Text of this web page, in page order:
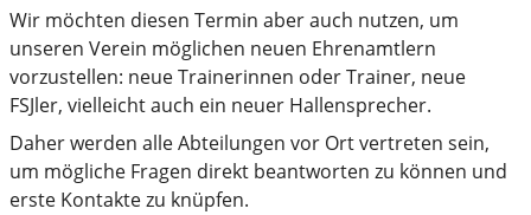
Wir möchten diesen Termin aber auch nutzen, um
unseren Verein möglichen neuen Ehrenamtlern
vorzustellen: neue Trainerinnen oder Trainer, neue
FSJler, vielleicht auch ein neuer Hallensprecher.
Daher werden alle Abteilungen vor Ort vertreten sein,
um mögliche Fragen direkt beantworten zu können und
erste Kontakte zu knüpfen.